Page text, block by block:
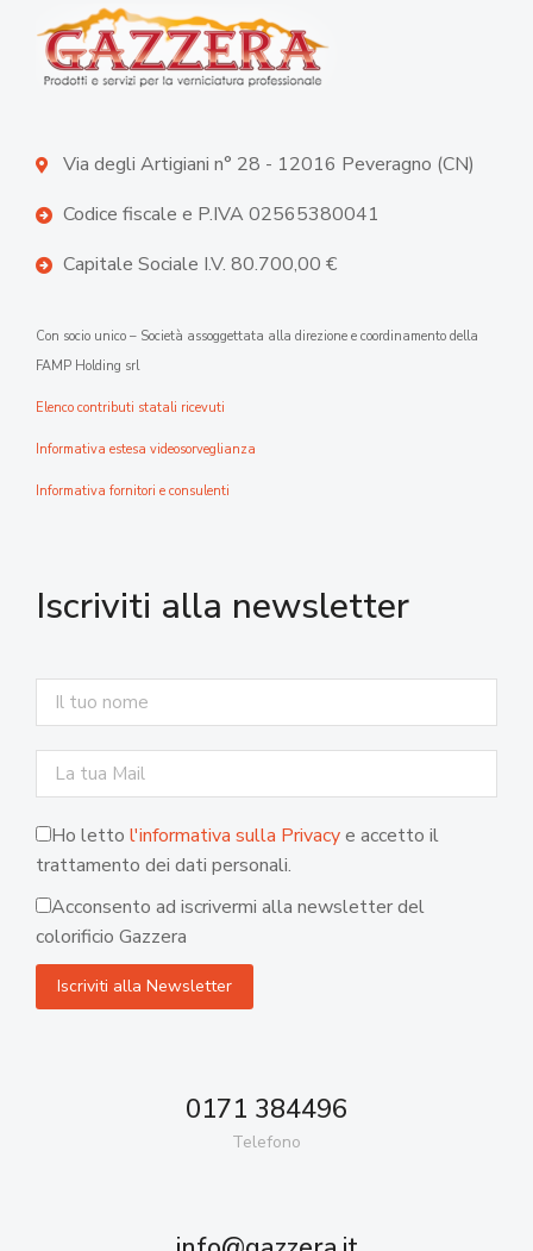
Via degli Artigiani n° 28 - 12016 Peveragno (CN)
Codice fiscale e P.IVA 02565380041
Capitale Sociale I.V. 80.700,00 €
Con socio unico – Società assoggettata alla direzione e coordinamento della
FAMP Holding srl
Elenco contributi statali ricevuti
Informativa estesa videosorveglianza
Informativa fornitori e consulenti
Iscriviti alla newsletter
Ho letto l'informativa sulla Privacye accetto il
trattamento dei dati personali.
Acconsento ad iscrivermi alla newsletter del
colorificio Gazzera
0171 384496
Telefono